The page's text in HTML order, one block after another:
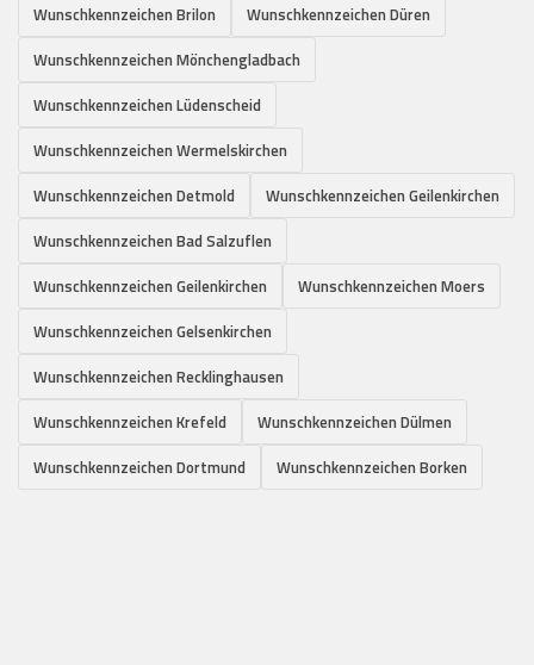
Wunschkennzeichen Brilon
Wunschkennzeichen Düren
Wunschkennzeichen Mönchengladbach
Wunschkennzeichen Lüdenscheid
Wunschkennzeichen Wermelskirchen
Wunschkennzeichen Detmold
Wunschkennzeichen Geilenkirchen
Wunschkennzeichen Bad Salzuflen
Wunschkennzeichen Geilenkirchen
Wunschkennzeichen Moers
Wunschkennzeichen Gelsenkirchen
Wunschkennzeichen Recklinghausen
Wunschkennzeichen Krefeld
Wunschkennzeichen Dülmen
Wunschkennzeichen Dortmund
Wunschkennzeichen Borken